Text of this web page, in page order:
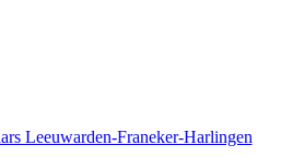
Leeuwarden-Franeker-Harlingen